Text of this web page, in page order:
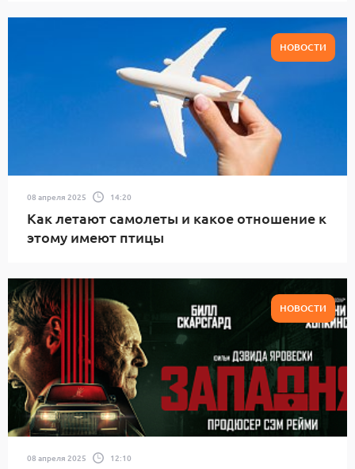
НОВОСТИ
08 апреля 2025 14:20
Как летают самолеты и какое отношение к
этому имеют птицы
НОВОСТИ
08 апреля 2025 12:10